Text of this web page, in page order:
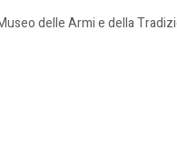
delle Armi e della